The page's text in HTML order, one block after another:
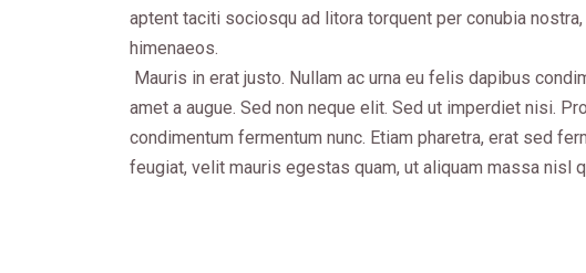
aptent taciti sociosqu ad litora torquent per conubia
himenaeos.
Mauris in erat justo. Nullam ac urna eu felis dapibus
amet a augue. Sed non neque elit. Sed ut imperdiet nisi.
condimentum fermentum nunc. Etiam pharetra, erat sed
feugiat, velit mauris egestas quam, ut aliquam massa nisl